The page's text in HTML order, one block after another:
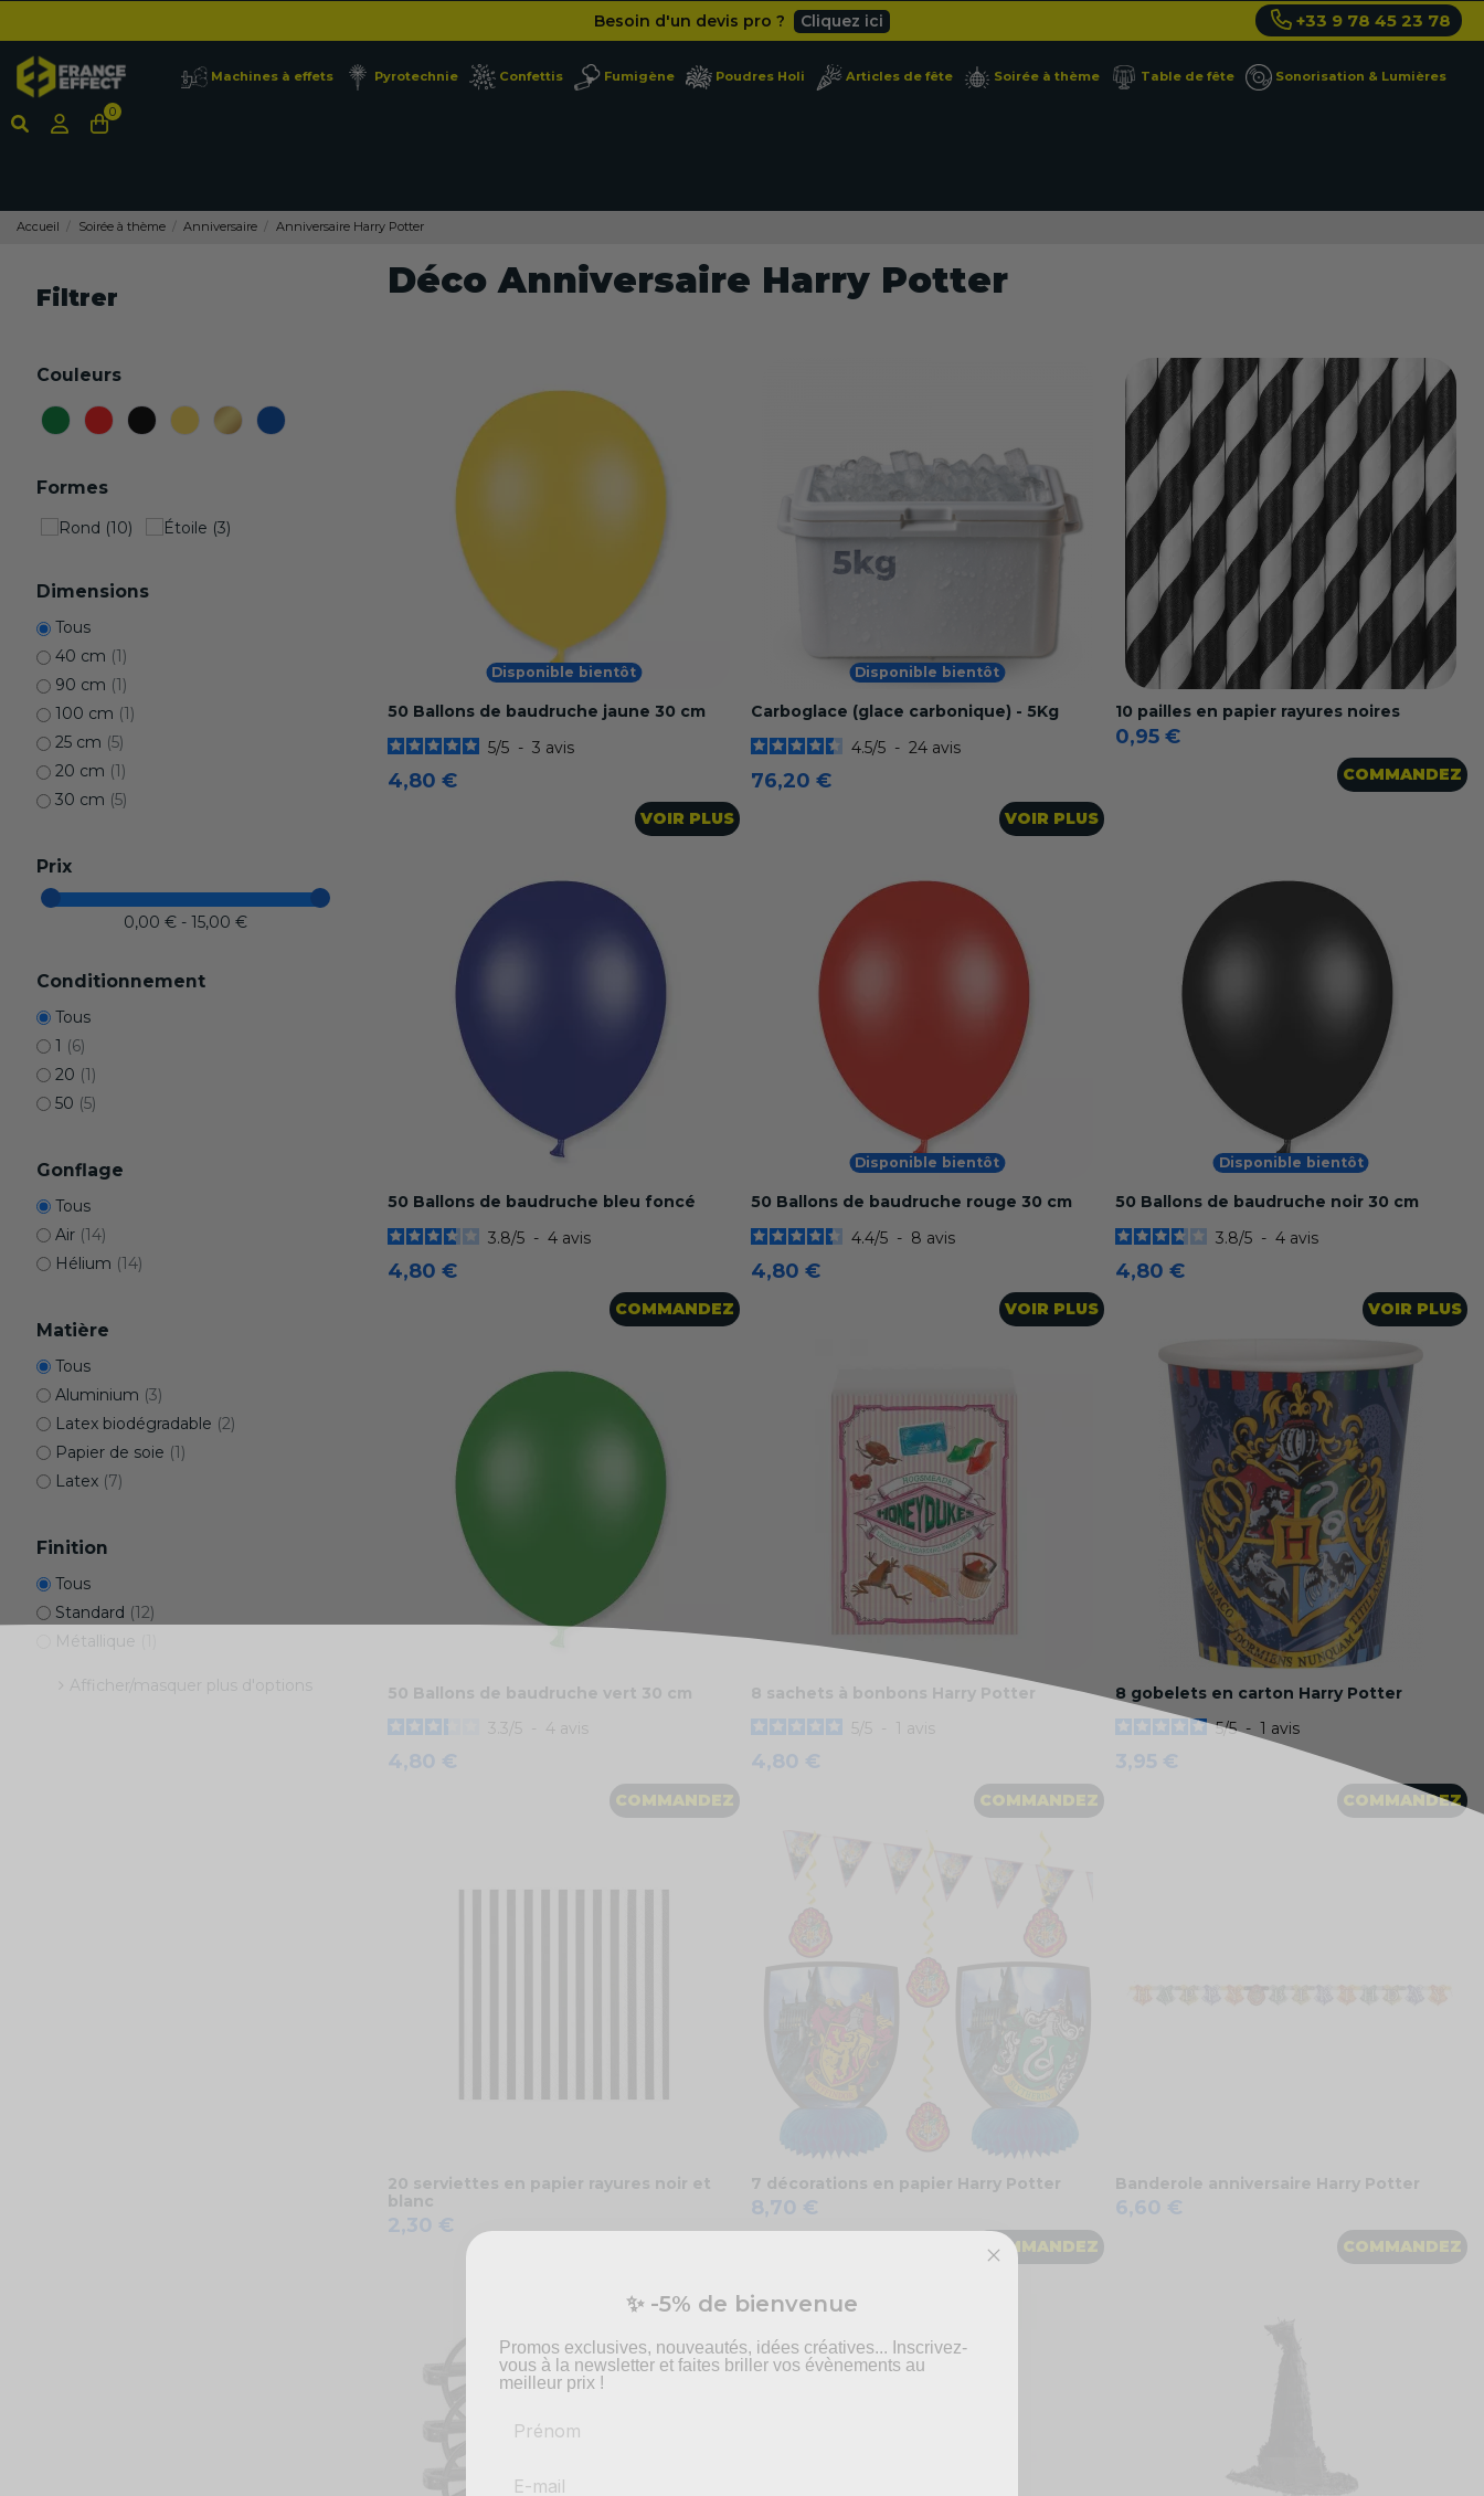
Besoin d'un devis pro ?
Cliquez ici
dès 49
+33 9 78 45 23 78
Machines à effets Pyrotechnie Confettis Fumigène Poudres Holi Articles de fête Soirée à thème Table de fête Sonorisation & Lumières
0
Accueil Soirée à thème Anniversaire Anniversaire Harry Potter
Filtrer
Couleurs
Formes
Dimensions
Tous
40 cm (1)
90 cm (1)
100 cm (1)
25 cm (5)
20 cm (1)
30 cm (5)
Prix
0,00 € - 15,00 €
Conditionnement
Tous
1 (6)
20 (1)
50 (5)
Gonflage
Tous
Air (14)
Hélium (14)
Matière
Tous
Aluminium (3)
Latex biodégradable (2)
Papier de soie (1)
Latex (7)
Finition
Tous
Standard (12)
Métallique
Afficher/masquer plus d'options
Déco Anniversaire Harry Potter
Disponible bientôt
50 Ballons de baudruche jaune 30 cm
5/5 - 3 avis
4,80 €
VOIR PLUS
Disponible bientôt
Carboglace (glace carbonique) - 5Kg
4.5/5 - 24 avis
76,20 €
VOIR PLUS
10 pailles en papier rayures noires
0,95 €
COMMANDEZ
50 Ballons de baudruche bleu foncé
3.8/5 - 4 avis
4,80 €
COMMANDEZ
Disponible bientôt
50 Ballons de baudruche rouge 30 cm
4.4/5 - 8 avis
4,80 €
VOIR PLUS
Disponible bientôt
50 Ballons de baudruche noir 30 cm
3.8/5 - 4 avis
4,80 €
VOIR PLUS
50 Ballons de baudruche vert 30 cm
3.3 5 - 4 avis
4,80 €
COMMANDEZ
8 sachets à bonbons Harry Potter
5 5 - 1 avis
4,80 €
COMMANDEZ
8 gobelets en carton Harry Potter
5/5- 1 avis
3,95 €
COMMANDEZ
20 serviettes en papier rayures noir et
blanc
2,30 €
7 décorations en papier Harry Potter
8,70 €
COMMANDEZ
Banderole anniversaire Harry Potter
6,60 €
COMMANDEZ
✨ -5% de bienvenue
Promos exclusives, nouveautés, idées créatives... Inscrivez-
vous à la newsletter et faites briller vos évènements au
meilleur prix !